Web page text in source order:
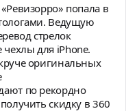
попала в
Ведущую
стрелок
для iPhone.
оригинальных
по рекордно
скидку в 360